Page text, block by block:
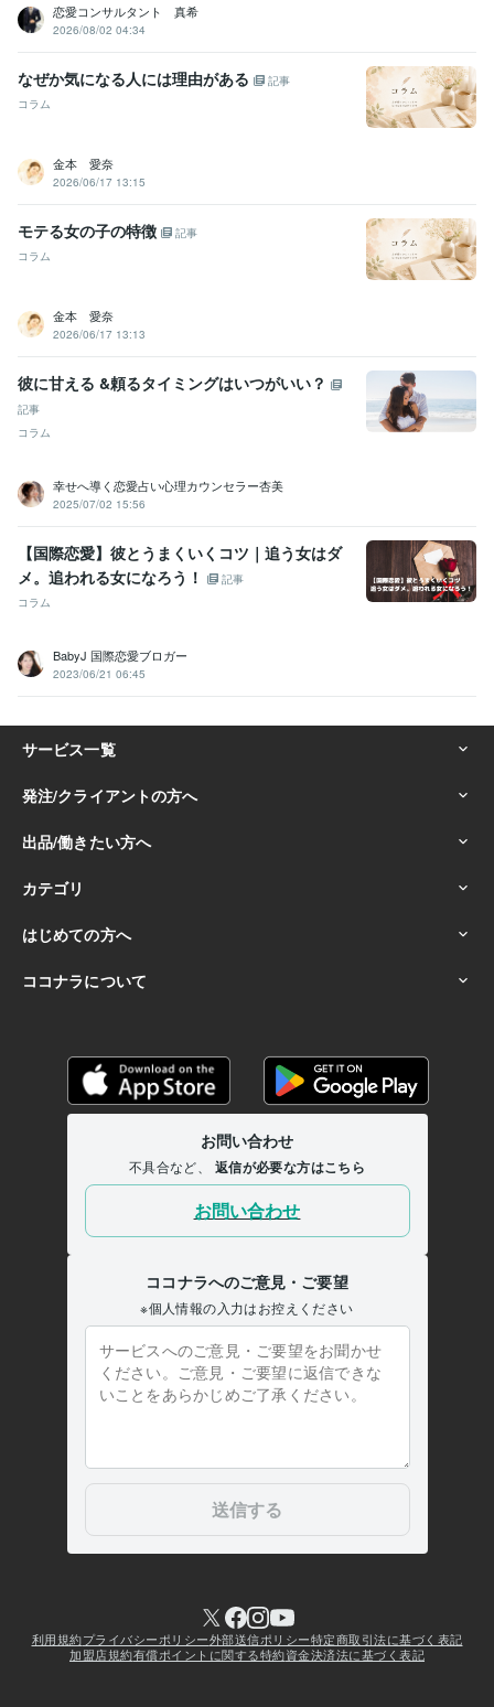
恋愛コンサルタント 真希
2026/08/02 04:34
なぜか気になる人には理由がある
記事
コラム
金本 愛奈
2026/06/17 13:15
モテる女の子の特徴
記事
コラム
金本 愛奈
2026/06/17 13:13
彼に甘える &頼るタイミングはいつがいい？
記事
コラム
幸せへ導く恋愛占い心理カウンセラー杏美
2025/07/02 15:56
【国際恋愛】彼とうまくいくコツ｜追う女はダ
メ。追われる女になろう！
記事
コラム
BabyJ 国際恋愛ブロガー
2023/06/21 06:45